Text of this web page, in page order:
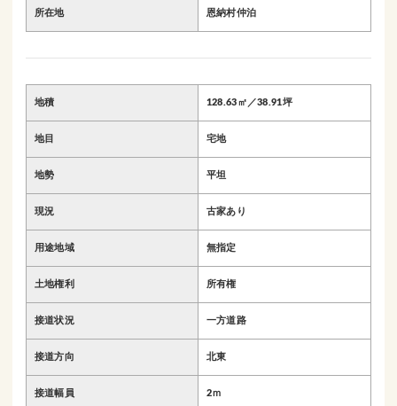
所在地 恩納村仲泊
地積 128.63㎡／38.91坪
地目 宅地
地勢 平坦
現況 古家あり
用途地域 無指定
土地権利 所有権
接道状況 一方道路
接道方向 北東
接道幅員 2ｍ